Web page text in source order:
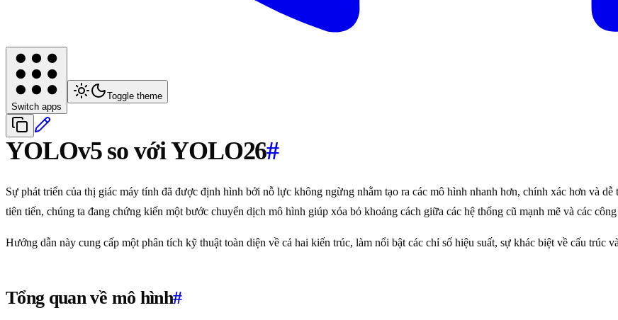
Switch apps
Toggle theme
YOLOv5 so với YOLO26#
Sự phát triển của thị giác máy tính đã được định hình bởi nỗ lực không ngừng nhằm tạo ra các mô hình nhanh hơn, chính xác hơn và dễ
tiên tiến, chúng ta đang chứng kiến một bước chuyển dịch mô hình giúp xóa bỏ khoảng cách giữa các hệ thống cũ mạnh mẽ và các
Hướng dẫn này cung cấp một phân tích kỹ thuật toàn diện về cả hai kiến trúc, làm nổi bật các chỉ số hiệu suất, sự khác biệt về cấu trúc
Tổng quan về mô hình#